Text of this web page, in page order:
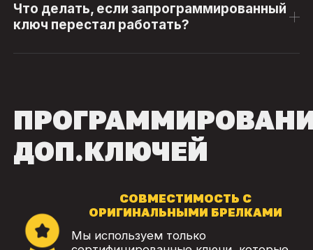
Что делать, если запрограммированный
ключ перестал работать?
ДОП.КЛЮЧЕЙ
СОВМЕСТИМОСТЬ С
ОРИГИНАЛЬНЫМИ БРЕЛКАМИ
Мы используем только